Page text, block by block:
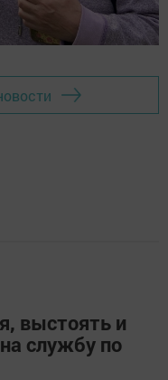
выстоять и
службу по